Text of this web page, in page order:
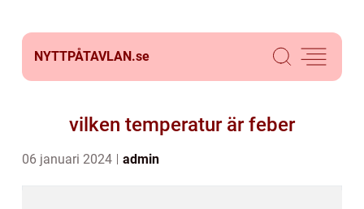
NYTTPÅTAVLAN.se
vilken temperatur är feber
06 januari 2024 admin